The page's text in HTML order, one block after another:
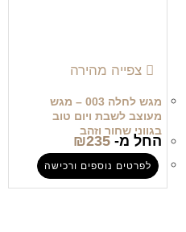
צפייה מהירה
מגש לחלה 003 – מגש
מעוצב לשבת ויום טוב
בגווני שחור וזהב
החל מ- ₪235
לפרטים נוספים ורכישה